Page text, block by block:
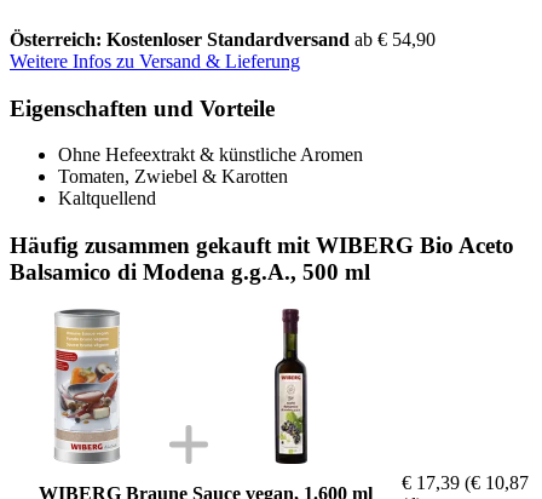
Österreich: Kostenloser Standardversand ab € 54,90
Weitere Infos zu Versand & Lieferung
Eigenschaften und Vorteile
Ohne Hefeextrakt & künstliche Aromen
Tomaten, Zwiebel & Karotten
Kaltquellend
Häufig zusammen gekauft mit WIBERG Bio Aceto
Balsamico di Modena g.g.A., 500 ml
WIBERG Braune Sauce vegan, 1.600 ml
€ 17,39 (€ 10,87